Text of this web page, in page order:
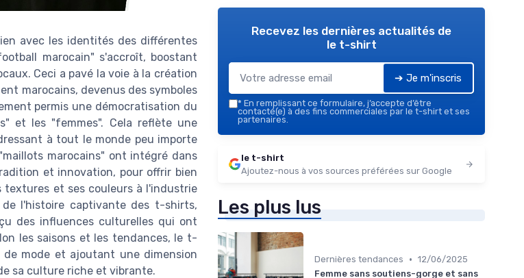
avec les identités des différentes
marocain" s'accroît, boostant
Ceci a pavé la voie à la création
marocains, devenus des symboles
permis une démocratisation du
et les "femmes". Cela reflète une
à tout le monde peu importe
marocains" ont intégré dans
et innovation, pour offrir bien
textures et ses couleurs à l'industrie
l'histoire captivante des t-shirts,
des influences culturelles qui ont
les saisons et les tendances, le t-
mode et ajoutant une dimension
sa culture riche et vibrante.
Recevez les dernières actualités de
le t-shirt
➔ Je m'inscris
* En remplissant ce formulaire, j’accepte d’être
contacté(e) à des fins commerciales par le t-shirt et ses
partenaires.
le t-shirt
Ajoutez-nous à vos sources préférées sur Google
Les plus lus
Dernières tendances • 12/06/2025
Femme sans soutiens-gorge et sans